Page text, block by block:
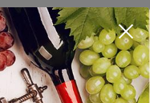
€ 19,50 € 22,50